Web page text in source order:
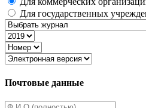
Для государственных
Почтовые данные